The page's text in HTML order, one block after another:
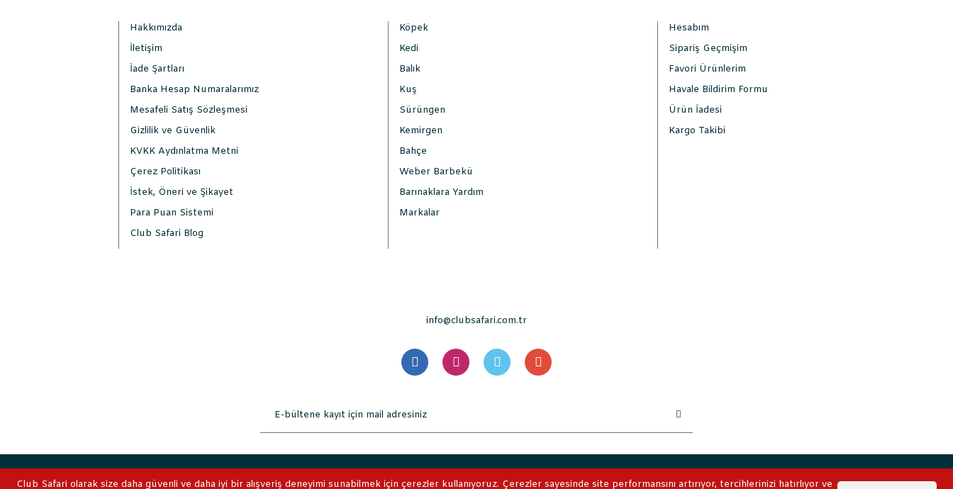
Club Safari olarak size daha güvenli ve daha iyi bir alışveriş deneyimi sunabilmek için çerezler kullanıyoruz. Çerezler sayesinde site performansını artırıyor, tercihlerinizi hatırlıyor ve
Hakkımızda
İletişim
İade Şartları
Banka Hesap Numaralarımız
Mesafeli Satış Sözleşmesi
Gizlilik ve Güvenlik
KVKK Aydınlatma Metni
Çerez Politikası
İstek, Öneri ve Şikayet
Para Puan Sistemi
Club Safari Blog
Köpek
Kedi
Balık
Kuş
Sürüngen
Kemirgen
Bahçe
Weber Barbekü
Barınaklara Yardım
Markalar
Hesabım
Sipariş Geçmişim
Favori Ürünlerim
Havale Bildirim Formu
Ürün İadesi
Kargo Takibi
info@clubsafari.com.tr